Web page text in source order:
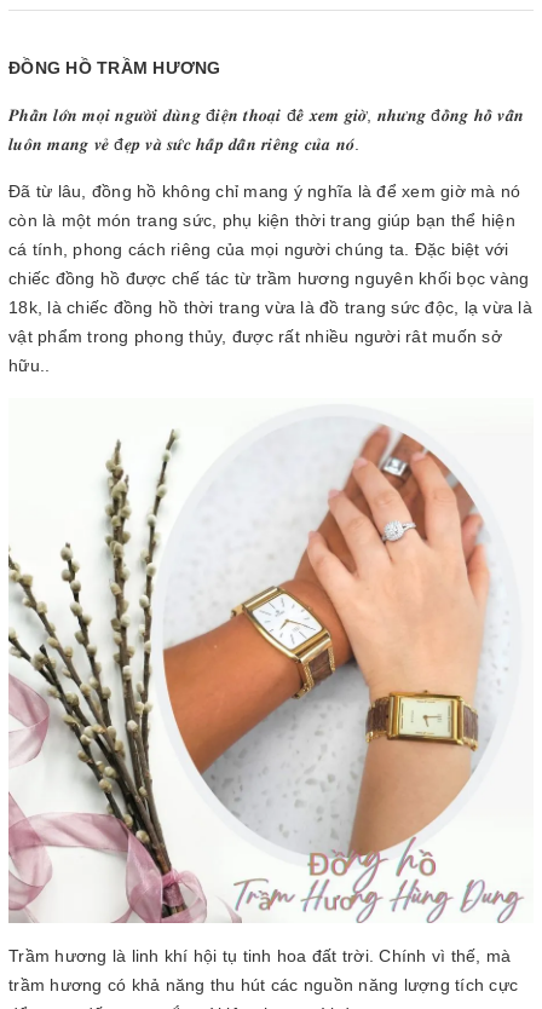
ĐỒNG HỒ TRẦM HƯƠNG
𝑷𝒉𝒂̂̀𝒏 𝒍𝒐̛́𝒏 𝒎𝒐̣𝒊 𝒏𝒈𝒖̛𝒐̛̀𝒊 𝒅𝒖̀𝒏𝒈 đ𝒊𝒆̣̂𝒏 𝒕𝒉𝒐𝒂̣𝒊 đ𝒆̂̉ 𝒙𝒆𝒎 𝒈𝒊𝒐̛̀, 𝒏𝒉𝒖̛𝒏𝒈 đ𝒐̂̀𝒏𝒈 𝒉𝒐̂̀ 𝒗𝒂̂̃𝒏
𝒍𝒖𝒐̂𝒏 𝒎𝒂𝒏𝒈 𝒗𝒆̉ đ𝒆̣𝒑 𝒗𝒂̀ 𝒔𝒖̛́𝒄 𝒉𝒂̂́𝒑 𝒅𝒂̂̃𝒏 𝒓𝒊𝒆̂𝒏𝒈 𝒄𝒖̉𝒂 𝒏𝒐́.
Đã từ lâu, đồng hồ không chỉ mang ý nghĩa là để xem giờ mà nó
còn là một món trang sức, phụ kiện thời trang giúp bạn thể hiện
cá tính, phong cách riêng của mọi người chúng ta. Đặc biệt với
chiếc đồng hồ được chế tác từ trầm hương nguyên khối bọc vàng
18k, là chiếc đồng hồ thời trang vừa là đồ trang sức độc, lạ vừa là
vật phẩm trong phong thủy, được rất nhiều người rât muốn sở
hữu..
Trầm hương là linh khí hội tụ tinh hoa đất trời. Chính vì thế, mà
trầm hương có khả năng thu hút các nguồn năng lượng tích cực